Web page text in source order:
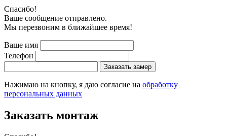
Cпасибо!
Ваше сообщение отправлено.
Мы перезвоним в ближайшее время!
Ваше имя
Телефон
Заказать замер
Нажимаю на кнопку, я даю согласие на обработку
персональных данных
Заказать монтаж